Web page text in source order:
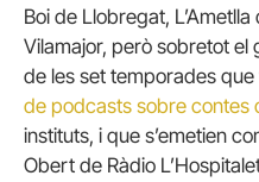
Boi de Llobregat,
Vilamajor, però sobretot el
de les set temporades
de podcasts sobre contes
instituts, i que s’emetien
Obert de Ràdio